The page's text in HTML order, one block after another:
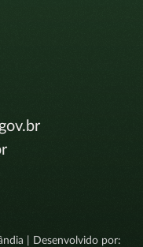
| Desenvolvido por: